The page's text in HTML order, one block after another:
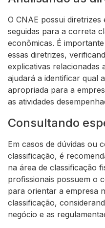
O CNAE possui
seguidas para a correta
econômicas. É
essas diretrizes,
explicativas relacionadas
ajudará a identificar qual
apropriada para a
as atividades
Consultando
Em casos de dúvidas ou
classificação, é
na área de classificação
profissionais possuem o
para orientar a empresa
classificação,
negócio e as